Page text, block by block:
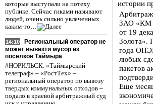
которые выступали на потеху
публике. Сейчас гиками называют
людей, очень сильно увлеченных
каким-то…
14:10
Региональный оператор не
может вывезти мусор из
поселков Таймыра
#НОРИЛЬСК. «Таймырский
телеграф» – «РостТех» –
региональный оператор по вывозу
твердых коммунальных отходов –
подало в краевой арбитражный суд
истории
ЗАО «КМ
от 19
Золота».
года
любых
пакетов
Еще